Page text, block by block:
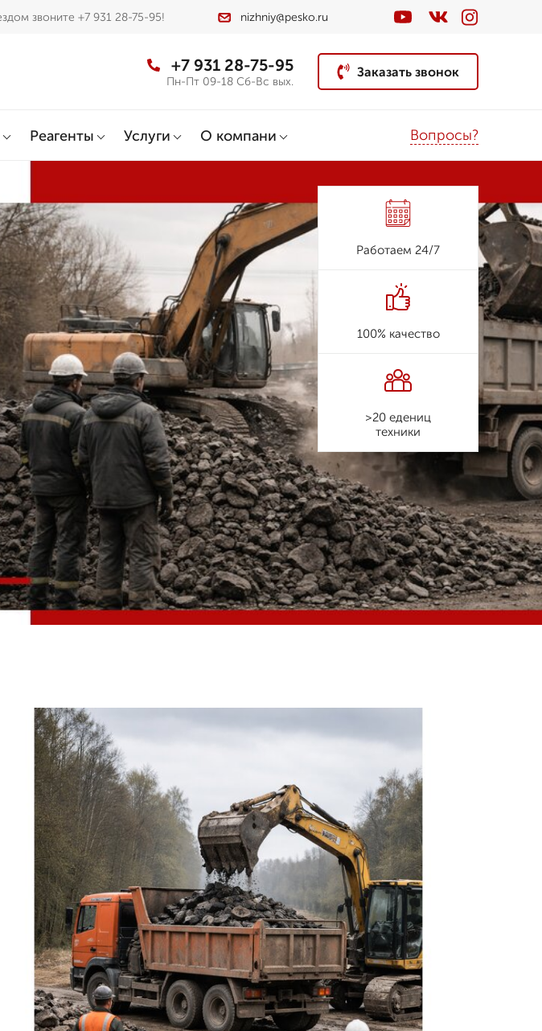
звоните +7 931 28-75-95! nizhniy@pesko.ru
+7 931 28-75-95
Пн-Пт 09-18 Сб-Вс вых.
Заказать звонок
Реагенты Услуги О компани Вопросы?
Работаем 24/7
100% качество
>20 едениц
техники